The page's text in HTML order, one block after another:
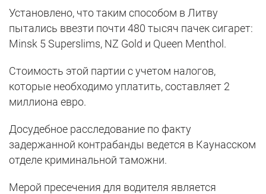
Установлено, что таким способом в Литву
пытались ввезти почти 480 тысяч пачек сигарет:
Minsk 5 Superslims, NZ Gold и Queen Menthol.
Стоимость этой партии с учетом налогов,
которые необходимо уплатить, составляет 2
миллиона евро.
Досудебное расследование по факту
задержанной контрабанды ведется в Каунасском
отделе криминальной таможни.
Мерой пресечения для водителя является